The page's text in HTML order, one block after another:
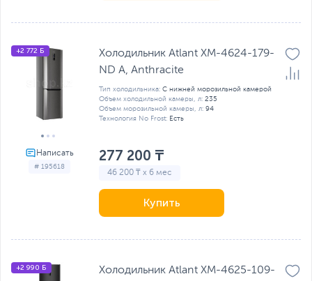
# 195618
+2 772 Б
Холодильник Atlant ХМ-4624-179-
ND A, Anthracite
Тип холодильника: С нижней морозильной камерой
Объем холодильной камеры, л: 235
Объем морозильной камеры, л: 94
Технология No Frost: Есть
277 200 ₸
46 200 ₸ x 6 мес
Купить
+2 990 Б
Холодильник Atlant ХМ-4625-109-